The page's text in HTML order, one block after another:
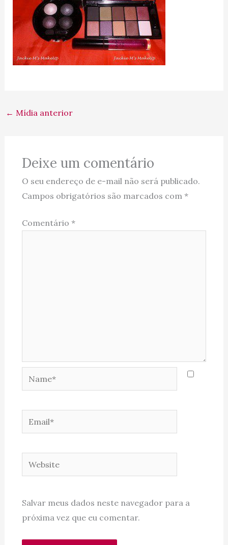
← Mídia anterior
Deixe um comentário
O seu endereço de e-mail não será publicado.
Campos obrigatórios são marcados com *
Comentário *
Name*
Email*
Website
Salvar meus dados neste navegador para a
próxima vez que eu comentar.